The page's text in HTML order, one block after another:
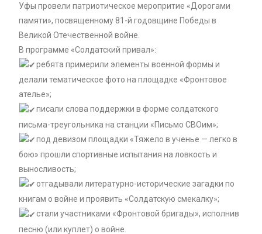
Уфы провели патриотическое меропритие «Дорогами
памяти», посвященному 81-й годовщине Победы в
Великой Отечественной войне.
В программе «Солдатский привал»:
ребята примерили элементы военной формы и
делали тематическое фото на площадке «Фронтовое
ателье»;
писали слова поддержки в форме солдатского
письма-треугольника на станции «Письмо СВОим»;
под девизом площадки «Тяжело в ученье — легко в
бою» прошли спортивные испытания на ловкость и
выносливость;
отгадывали литературно-исторические загадки по
книгам о войне и проявить «Солдатскую смекалку»;
стали участниками «Фронтовой бригады», исполнив
песню (или куплет) о войне.